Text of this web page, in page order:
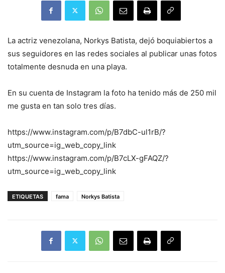
La actriz venezolana, Norkys Batista, dejó boquiabiertos a
sus seguidores en las redes sociales al publicar unas fotos
totalmente desnuda en una playa.
En su cuenta de Instagram la foto ha tenido más de 250 mil
me gusta en tan solo tres días.
https://www.instagram.com/p/B7dbC-ul1rB/?
utm_source=ig_web_copy_link
https://www.instagram.com/p/B7cLX-gFAQZ/?
utm_source=ig_web_copy_link
ETIQUETAS fama Norkys Batista